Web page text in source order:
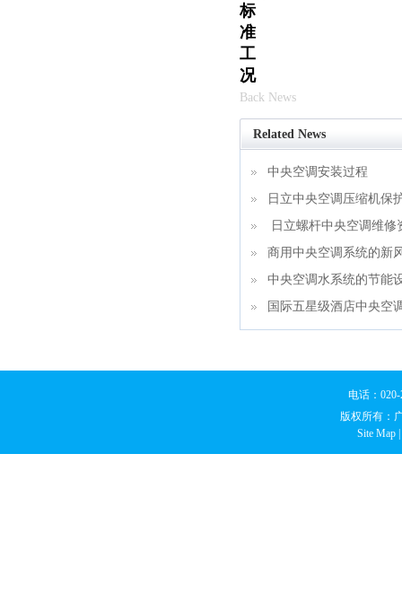
标
准
工
况
Back News
Related News
中央空调安装过程
日立中央空调压缩机保
日立螺杆中央空调维修
商用中央空调系统的新
中央空调水系统的节能
国际五星级酒店中央空
电话：
版权所有：
Site Map